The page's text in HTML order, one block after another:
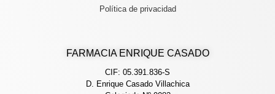
FARMACIA ENRIQUE CASADO
CIF: 05.391.836-S
D. Enrique Casado Villachica
Política de privacidad